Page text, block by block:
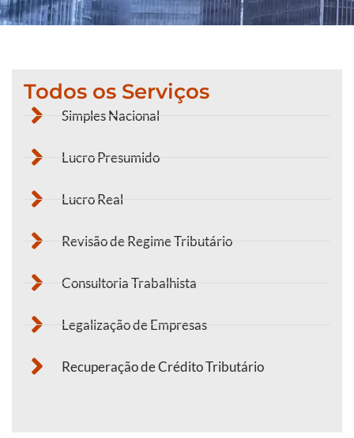
Todos os Serviços
Simples Nacional
Lucro Presumido
Lucro Real
Revisão de Regime Tributário
Consultoria Trabalhista
Legalização de Empresas
Recuperação de Crédito Tributário